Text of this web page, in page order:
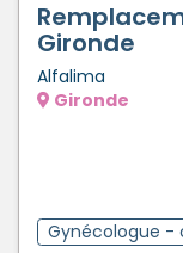
Gironde
Alfalima
Gironde
Gynécologue -